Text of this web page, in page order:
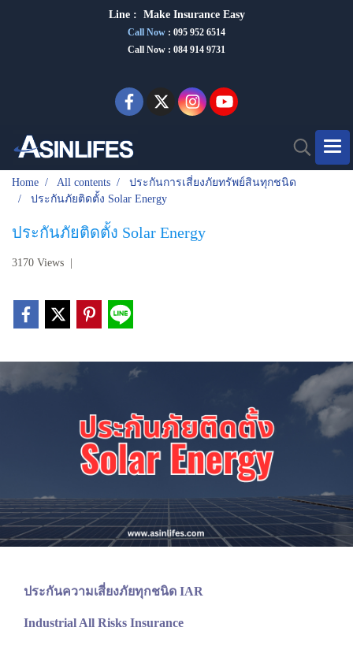
Line : Make Insurance Easy
Call Now : 095 952 6514
Call Now : 084 914 9731
Home All contents
ประกันการเสี่ยงภัยทรัพย์สินทุกชนิด
ประกันภัยติดตั้ง Solar Energy
ประกันภัยติดตั้ง Solar Energy
3170 Views
ประกันความเสี่ยงภัยทุกชนิด IAR
Industrial All Risks Insurance